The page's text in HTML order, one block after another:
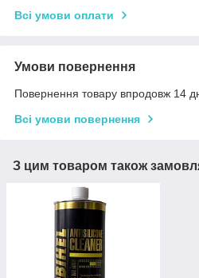
Всі умови оплати
Умови повернення
Повернення товару впродовж 14
Всі умови повернення
З цим товаром також